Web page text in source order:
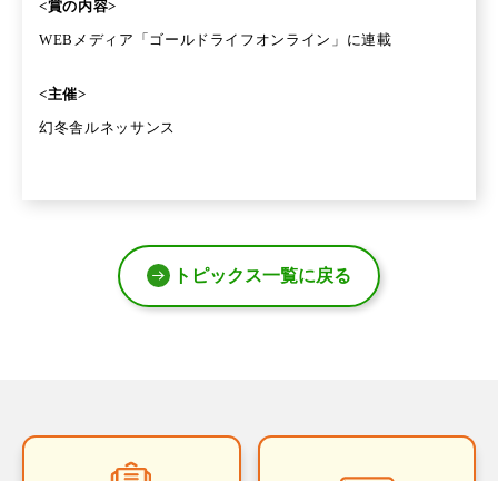
<賞の内容>
WEBメディア「ゴールドライフオンライン」に連載
<主催>
幻冬舎ルネッサンス
トピックス一覧に戻る